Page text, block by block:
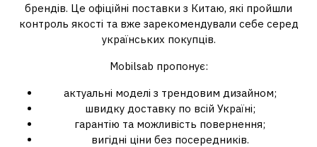
брендів. Це офіційні поставки з Китаю, які пройшли
контроль якості та вже зарекомендували себе серед
українських покупців.
Mobilsab пропонує:
актуальні моделі з трендовим дизайном;
швидку доставку по всій Україні;
гарантію та можливість повернення;
вигідні ціни без посередників.